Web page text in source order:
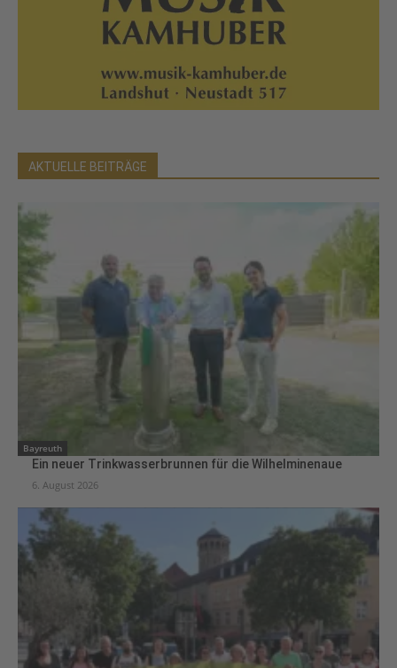
AKTUELLE BEITRÄGE
Bayreuth
Ein neuer Trinkwasserbrunnen für die Wilhelminenaue
6. August 2026